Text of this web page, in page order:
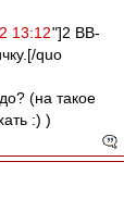
13:12"]2 ВВ-
quo
(на такое
:) )